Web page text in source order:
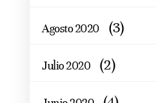
Agosto 2020 (3)
Julio 2020 (2)